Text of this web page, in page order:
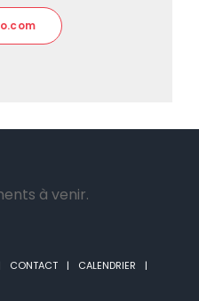
à venir.
CONTACT
CALENDRIER